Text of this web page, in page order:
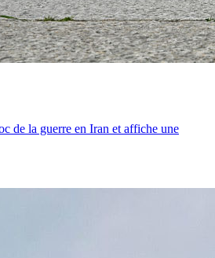
de la guerre en Iran et affiche une